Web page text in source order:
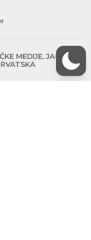
MEDIJE, JAGIĆEVA